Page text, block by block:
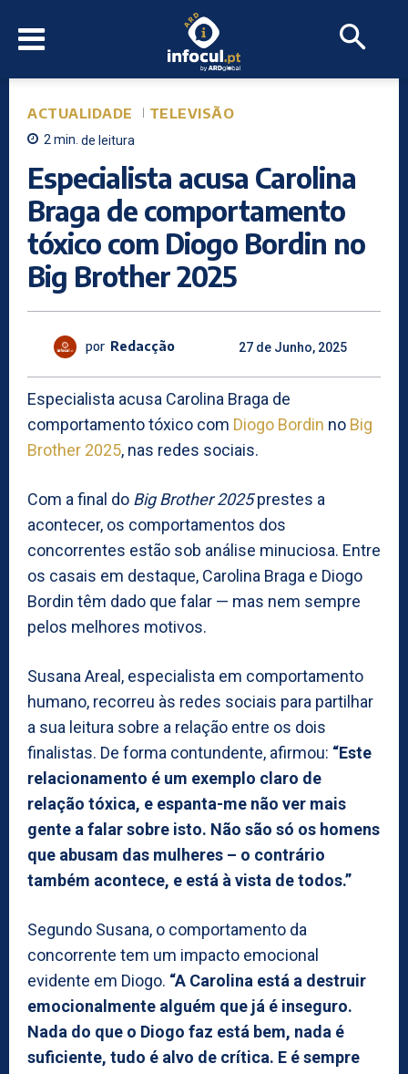
ACTUALIDADE TELEVISÃO
2min. de leitura
Especialista acusa Carolina
Braga de comportamento
tóxico com Diogo Bordin no
Big Brother 2025
por Redacção 27 de Junho, 2025
Especialista acusa Carolina Braga de
comportamento tóxico com Diogo Bordin no Big
Brother 2025, nas redes sociais.
Com a final do Big Brother 2025prestes a
acontecer, os comportamentos dos
concorrentes estão sob análise minuciosa. Entre
os casais em destaque, Carolina Braga e Diogo
Bordin têm dado que falar — mas nem sempre
pelos melhores motivos.
Susana Areal, especialista em comportamento
humano, recorreu às redes sociais para partilhar
a sua leitura sobre a relação entre os dois
finalistas. De forma contundente, afirmou: “Este
relacionamento é um exemplo claro de
relação tóxica, e espanta-me não ver mais
gente a falar sobre isto. Não são só os homens
que abusam das mulheres – o contrário
também acontece, e está à vista de todos.”
Segundo Susana, o comportamento da
concorrente tem um impacto emocional
evidente em Diogo. “A Carolina está a destruir
emocionalmente alguém que já é inseguro.
Nada do que o Diogo faz está bem, nada é
suficiente, tudo é alvo de crítica. E é sempre